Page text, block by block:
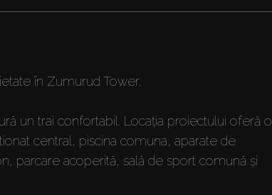
în Zumurud Tower.
un trai confortabil. Locația proiectului oferă o
central, piscina comuna, aparate de
parcare acoperită, sală de sport comună și